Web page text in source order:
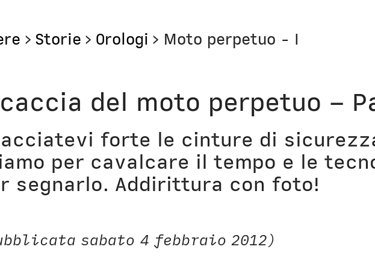
> Storie > Orologi > Moto perpetuo - I
Friends
Weekly
di Antonio
Storie
Aerei
Orologi
Computer
Libri
Il
Lavori
Ergo Sum
Unicatt
del moto perpetuo –
forte le cinture di
per cavalcare il tempo e le
segnarlo. Addirittura con foto!
sabato 4 febbraio 2012)